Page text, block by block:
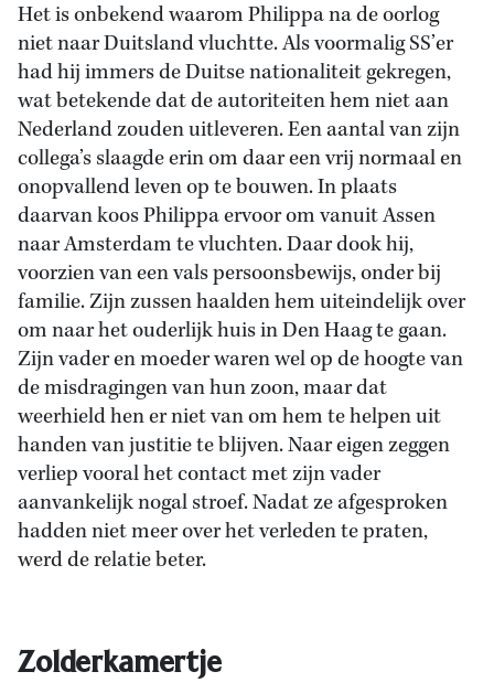
Het is onbekend waarom Philippa na de oorlog
niet naar Duitsland vluchtte. Als voormalig SS’er
had hij immers de Duitse nationaliteit gekregen,
wat betekende dat de autoriteiten hem niet aan
Nederland zouden uitleveren. Een aantal van zijn
collega’s slaagde erin om daar een vrij normaal en
onopvallend leven op te bouwen. In plaats
daarvan koos Philippa ervoor om vanuit Assen
naar Amsterdam te vluchten. Daar dook hij,
voorzien van een vals persoonsbewijs, onder bij
familie. Zijn zussen haalden hem uiteindelijk over
om naar het ouderlijk huis in Den Haag te gaan.
Zijn vader en moeder waren wel op de hoogte van
de misdragingen van hun zoon, maar dat
weerhield hen er niet van om hem te helpen uit
handen van justitie te blijven. Naar eigen zeggen
verliep vooral het contact met zijn vader
aanvankelijk nogal stroef. Nadat ze afgesproken
hadden niet meer over het verleden te praten,
werd de relatie beter.
Zolderkamertje